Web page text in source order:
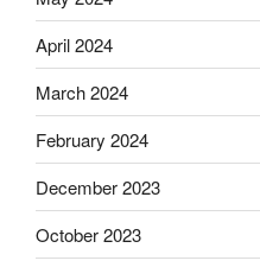
April 2024
March 2024
February 2024
December 2023
October 2023